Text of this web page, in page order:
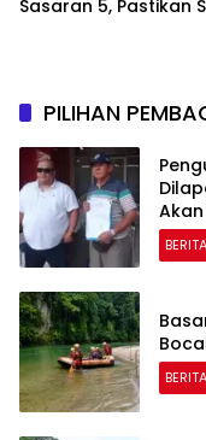
Sasaran 5, Pastikan
PILIHAN